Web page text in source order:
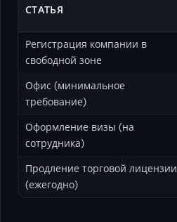
СТАТЬЯ
Регистрация компании в
свободной зоне
Офис (минимальное
требование)
Оформление визы (на
сотрудника)
Продление торговой лицензии
(ежегодно)